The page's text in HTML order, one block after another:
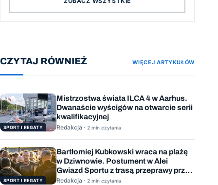
CZYTAJ RÓWNIEŻ WIĘCEJ ARTYKUŁÓW
SPORT I REGATY
Mistrzostwa świata ILCA 4 w Aarhus.
Dwanaście wyścigów na otwarcie serii
kwalifikacyjnej
Redakcja · 2 min czytania
SPORT I REGATY
Bartłomiej Kubkowski wraca na plażę
w Dziwnowie. Postument w Alei
Gwiazd Sportu z trasą przeprawy przez
Bałtyk
Redakcja · 2 min czytania